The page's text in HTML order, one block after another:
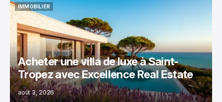
IMMOBILIER
IMMOBILIER
Acheter une villa de luxe à Saint-
Tropez avec Excellence Real Estate
août 3, 2026